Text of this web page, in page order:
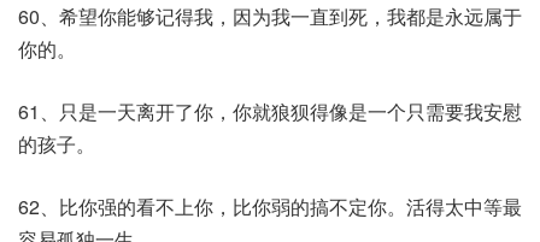
60、希望你能够记得我，因为我一直到死，我都是永远属于
你的。
61、只是一天离开了你，你就狼狈得像是一个只需要我安慰
的孩子。
62、比你强的看不上你，比你弱的搞不定你。活得太中等最